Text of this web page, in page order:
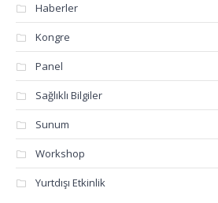
Haberler
Kongre
Panel
Sağlıklı Bilgiler
Sunum
Workshop
Yurtdışı Etkinlik